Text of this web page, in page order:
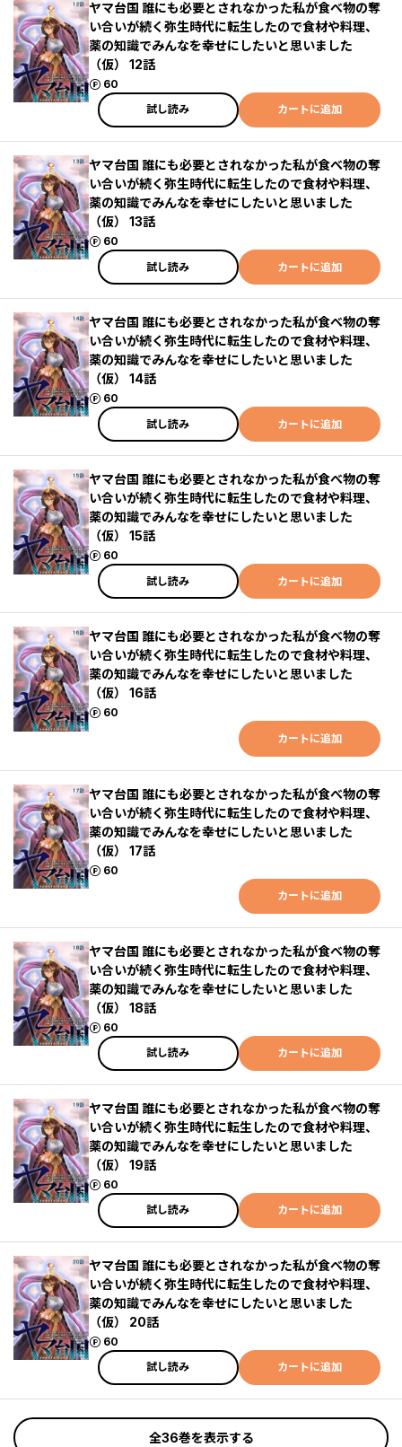
ヤマ台国 誰にも必要とされなかった私が食べ物の奪
い合いが続く弥生時代に転生したので食材や料理、
薬の知識でみんなを幸せにしたいと思いました
（仮） 12話
60
ポイント
試し読み
カートに追加
ヤマ台国 誰にも必要とされなかった私が食べ物の奪
い合いが続く弥生時代に転生したので食材や料理、
薬の知識でみんなを幸せにしたいと思いました
（仮） 13話
60
ポイント
試し読み
カートに追加
ヤマ台国 誰にも必要とされなかった私が食べ物の奪
い合いが続く弥生時代に転生したので食材や料理、
薬の知識でみんなを幸せにしたいと思いました
（仮） 14話
60
ポイント
試し読み
カートに追加
ヤマ台国 誰にも必要とされなかった私が食べ物の奪
い合いが続く弥生時代に転生したので食材や料理、
薬の知識でみんなを幸せにしたいと思いました
（仮） 15話
60
ポイント
試し読み
カートに追加
ヤマ台国 誰にも必要とされなかった私が食べ物の奪
い合いが続く弥生時代に転生したので食材や料理、
薬の知識でみんなを幸せにしたいと思いました
（仮） 16話
60
ポイント
カートに追加
ヤマ台国 誰にも必要とされなかった私が食べ物の奪
い合いが続く弥生時代に転生したので食材や料理、
薬の知識でみんなを幸せにしたいと思いました
（仮） 17話
60
ポイント
カートに追加
ヤマ台国 誰にも必要とされなかった私が食べ物の奪
い合いが続く弥生時代に転生したので食材や料理、
薬の知識でみんなを幸せにしたいと思いました
（仮） 18話
60
ポイント
試し読み
カートに追加
ヤマ台国 誰にも必要とされなかった私が食べ物の奪
い合いが続く弥生時代に転生したので食材や料理、
薬の知識でみんなを幸せにしたいと思いました
（仮） 19話
60
ポイント
試し読み
カートに追加
ヤマ台国 誰にも必要とされなかった私が食べ物の奪
い合いが続く弥生時代に転生したので食材や料理、
薬の知識でみんなを幸せにしたいと思いました
（仮） 20話
60
ポイント
試し読み
カートに追加
全36巻を表示する